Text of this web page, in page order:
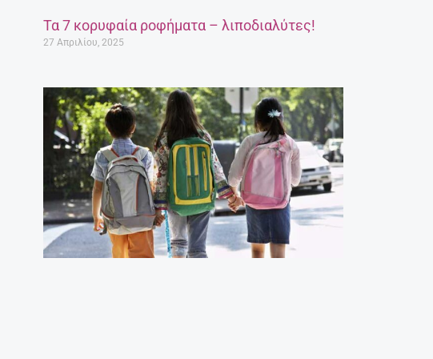
Τα 7 κορυφαία ροφήματα – λιποδιαλύτες!
27 Απριλίου, 2025